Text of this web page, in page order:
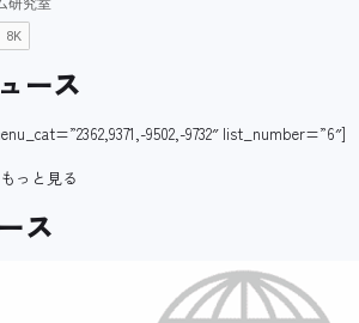
ース
9502,-9732″ list_number=”6″]
っと見る
ス